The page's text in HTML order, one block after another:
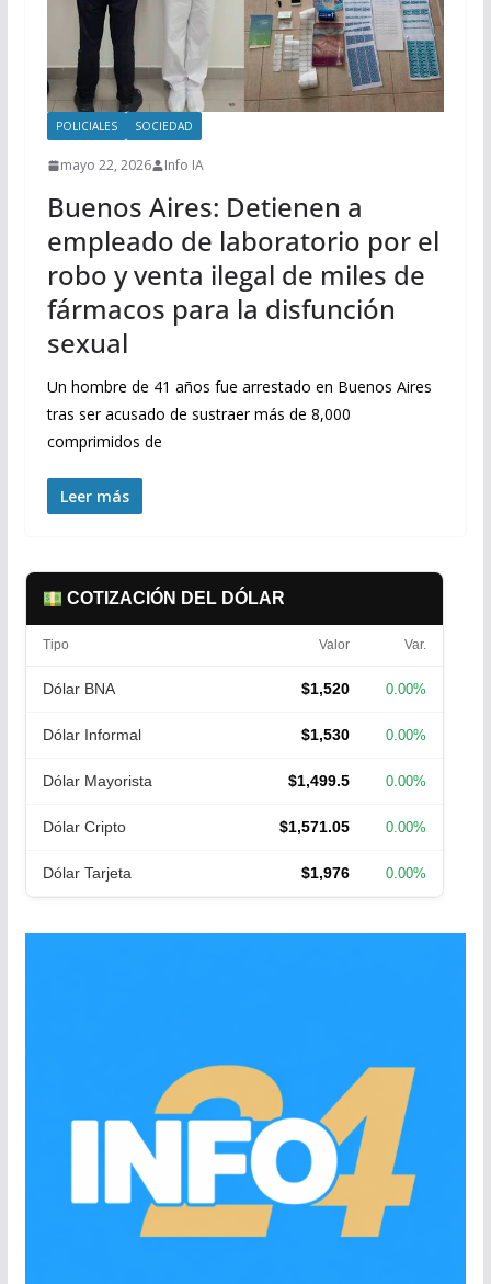
POLICIALES SOCIEDAD
mayo 22, 2026 Info IA
Buenos Aires: Detienen a
empleado de laboratorio por el
robo y venta ilegal de miles de
fármacos para la disfunción
sexual
Un hombre de 41 años fue arrestado en Buenos Aires
tras ser acusado de sustraer más de 8,000
comprimidos de
Leer más
COTIZACIÓN DEL DÓLAR
Tipo Valor Var.
Dólar BNA $1,520 0.00%
Dólar Informal $1,530 0.00%
Dólar Mayorista $1,499.5 0.00%
Dólar Cripto $1,571.05 0.00%
Dólar Tarjeta $1,976 0.00%